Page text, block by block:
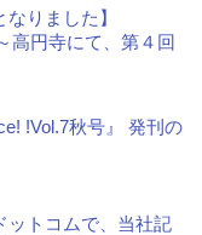
なりました】
高円寺にて、第４回
!Vol.7秋号』 発刊の
ットコムで、当社記